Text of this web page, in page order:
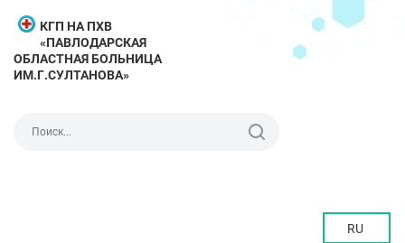
КГП НА ПХВ
«ПАВЛОДАРСКАЯ
ОБЛАСТНАЯ БОЛЬНИЦА
ИМ.Г.СУЛТАНОВА»
RU